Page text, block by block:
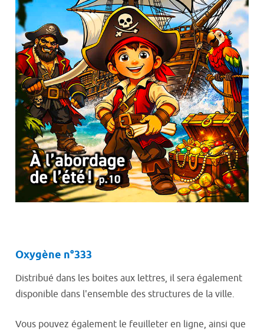
Oxygène n°333
Distribué dans les boites aux lettres, il sera également
disponible dans l'ensemble des structures de la ville.
Vous pouvez également le feuilleter en ligne, ainsi que